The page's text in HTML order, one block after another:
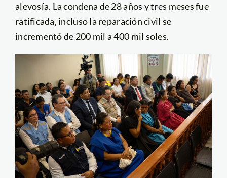
alevosía. La condena de 28 años y tres meses fue
ratificada, incluso la reparación civil se
incrementó de 200 mil a 400 mil soles.